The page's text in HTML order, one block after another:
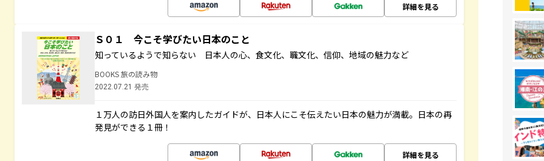
詳細を見る
Ｓ０１ 今こそ学びたい日本のこと
知っているようで知らない 日本人の心、食文化、職文化、信仰、地域の魅力など
BOOKS 旅の読み物
2022.07.21 発売
１万人の訪日外国人を案内したガイドが、日本人にこそ伝えたい日本の魅力が満載。日本の再
発見ができる１冊！
詳細を見る